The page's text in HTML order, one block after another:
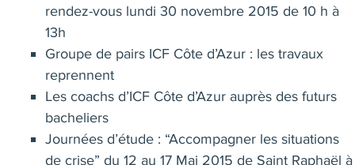
rendez-vous lundi 30 novembre 2015 de 10 h à
13h
Groupe de pairs ICF Côte d’Azur : les travaux
reprennent
Les coachs d’ICF Côte d’Azur auprès des futurs
bacheliers
Journées d’étude : “Accompagner les situations
de crise” du 12 au 17 Mai 2015 de Saint Raphaël à